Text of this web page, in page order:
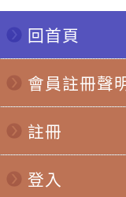
回首頁
會員註冊聲
註冊
登入